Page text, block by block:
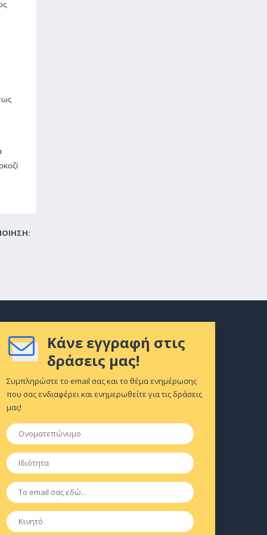
Κάνε εγγραφή στις
δράσεις μας!
Συμπληρώστε το email σας και το θέμα ενημέρωσης
που σας ενδιαφέρει και ενημερωθείτε για τις δράσεις
μας!
Ονοματεπώνυμο
Ιδιότητα
Email
Κινητό